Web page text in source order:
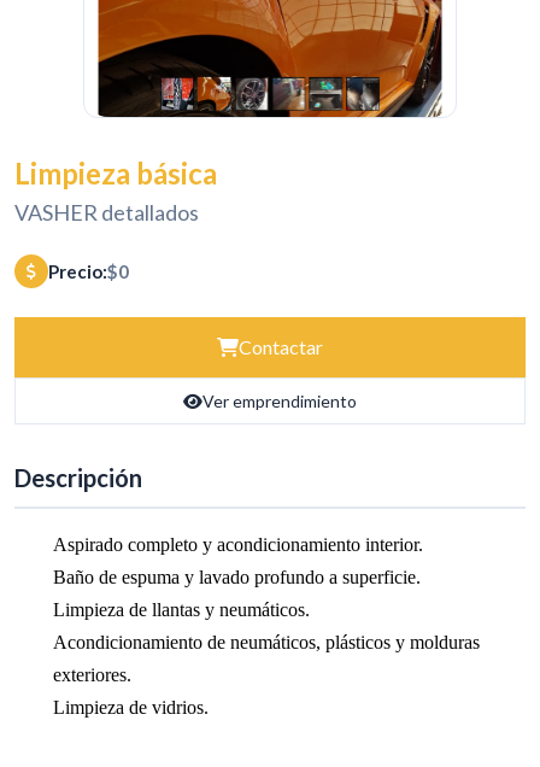
Limpieza básica
VASHER detallados
Precio:$0
Contactar
Ver emprendimiento
Descripción
Aspirado completo y acondicionamiento interior.
Baño de espuma y lavado profundo a superficie.
Limpieza de llantas y neumáticos.
Acondicionamiento de neumáticos, plásticos y molduras
exteriores.
Limpieza de vidrios.